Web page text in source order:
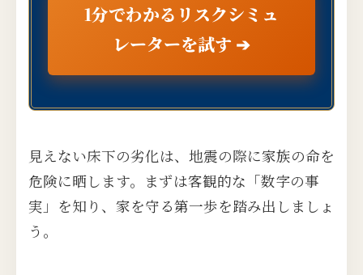
1分でわかるリスクシミュ
レーターを試す ➔
見えない床下の劣化は、地震の際に家族の命を
危険に晒します。まずは客観的な「数字の事
実」を知り、家を守る第一歩を踏み出しましょ
う。